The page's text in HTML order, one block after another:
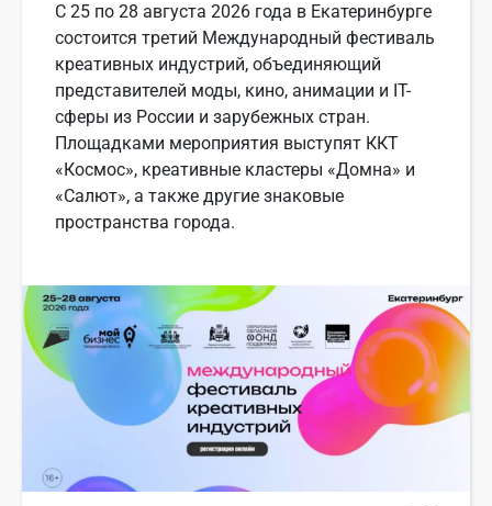
С 25 по 28 августа 2026 года в Екатеринбурге
состоится третий Международный фестиваль
креативных индустрий, объединяющий
представителей моды, кино, анимации и IT-
сферы из России и зарубежных стран.
Площадками мероприятия выступят ККТ
«Космос», креативные кластеры «Домна» и
«Салют», а также другие знаковые
пространства города.